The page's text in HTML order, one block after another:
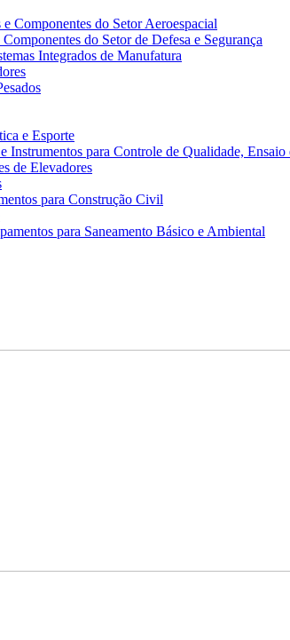
Componentes do Setor Aeroespacial
do Setor de Defesa e Segurança
Integrados de Manufatura
e Esporte
Instrumentos para Controle de Qualidade, Ensaio
de Elevadores
para Construção Civil
para Saneamento Básico e Ambiental